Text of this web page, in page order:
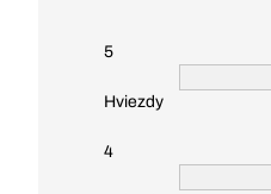
5
Hviezdy
4